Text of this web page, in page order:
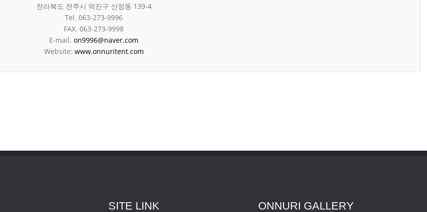
전라북도 전주시 덕진구 산정동 139-4
Tel. 063-273-9996
FAX. 063-273-9998
E-mail.on9996@naver.com
Website: www.onnuritent.com
SITE LINK ONNURI GALLERY